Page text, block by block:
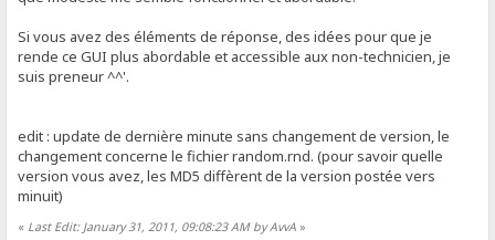
Si vous avez des éléments de réponse, des idées pour que je
rende ce GUI plus abordable et accessible aux non-technicien, je
suis preneur ^^'.
edit : update de dernière minute sans changement de version, le
changement concerne le fichier random.rnd. (pour savoir quelle
version vous avez, les MD5 diffèrent de la version postée vers
minuit)
« Last Edit: January 31, 2011, 09:08:23 AM by AvvA »